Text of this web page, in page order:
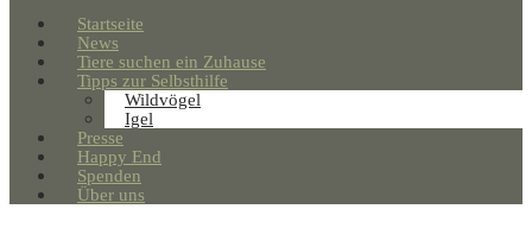
Startseite
News
Tiere suchen ein Zuhause
Tipps zur Selbsthilfe
Wildvögel
Igel
Presse
Happy End
Spenden
Über uns